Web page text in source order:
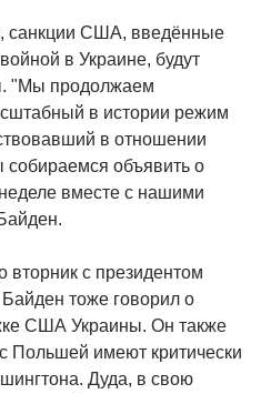
санкции США, введённые
в Украине, будут
"Мы продолжаем
в истории режим
в отношении
собираемся объявить о
вместе с нашими
вторник с президентом
тоже говорил о
США Украины. Он также
Польшей имеют критически
Дуда, в свою